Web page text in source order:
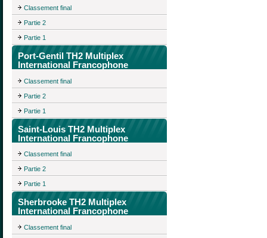
Classement final
Partie 2
Partie 1
Port-Gentil TH2 Multiplex
International Francophone
Classement final
Partie 2
Partie 1
Saint-Louis TH2 Multiplex
International Francophone
Classement final
Partie 2
Partie 1
Sherbrooke TH2 Multiplex
International Francophone
Classement final